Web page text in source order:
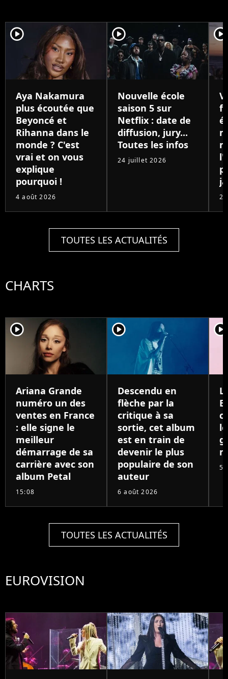
player2
Aya Nakamura
plus écoutée que
Beyoncé et
Rihanna dans le
monde ? C'est
vrai et on vous
explique
pourquoi !
4 août 2026
player2
Nouvelle école
saison 5 sur
Netflix : date de
diffusion, jury...
Toutes les infos
24 juillet 2026
player2
TOUTES LES ACTUALITÉS
CHARTS
player2
Ariana Grande
numéro un des
ventes en France
: elle signe le
meilleur
démarrage de sa
carrière avec son
album Petal
15:08
player2
Descendu en
flèche par la
critique à sa
sortie, cet album
est en train de
devenir le plus
populaire de son
auteur
6 août 2026
player2
5
TOUTES LES ACTUALITÉS
EUROVISION